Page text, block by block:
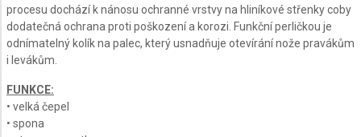
procesu dochází k nánosu ochranné vrstvy na hliníkové střenky coby
dodatečná ochrana proti poškození a korozi. Funkční perličkou je
odnímatelný kolík na palec, který usnadňuje otevírání nože pravákům
i levákům.
FUNKCE:
• velká čepel
• spona